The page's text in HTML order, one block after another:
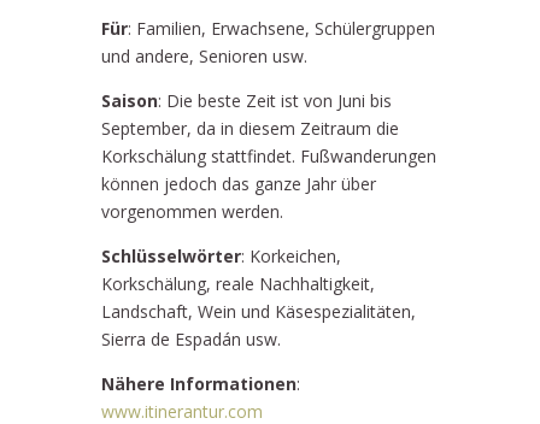
Für: Familien, Erwachsene, Schülergruppen
und andere, Senioren usw.
Saison: Die beste Zeit ist von Juni bis
September, da in diesem Zeitraum die
Korkschälung stattfindet. Fußwanderungen
können jedoch das ganze Jahr über
vorgenommen werden.
Schlüsselwörter: Korkeichen,
Korkschälung, reale Nachhaltigkeit,
Landschaft, Wein und Käsespezialitäten,
Sierra de Espadán usw.
Nähere Informationen:
www.itinerantur.com